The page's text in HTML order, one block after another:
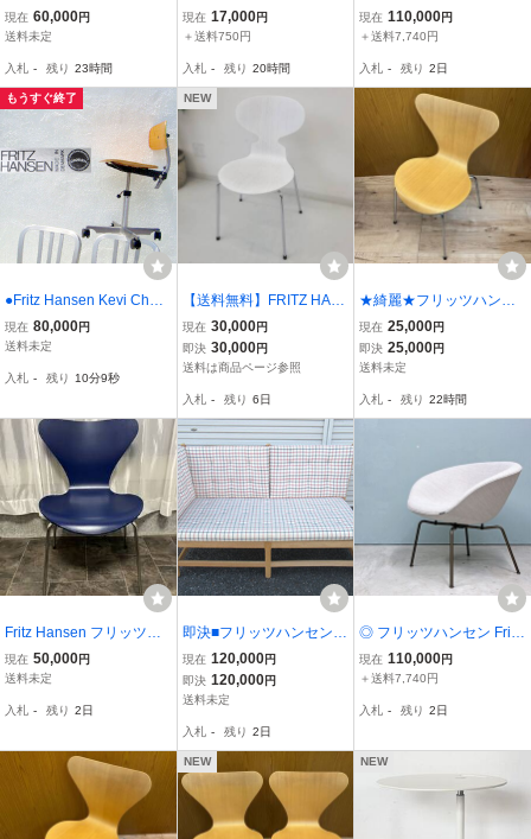
ッツハンセン セブンチ
ェア フルパディング
現在 60,000円
送料未定
入札 - 残り 23時間
ツ・ハンセン IKEBANA S
MALL 花器 いけばな M26
現在 17,000円
＋送料750円
入札 - 残り 20時間
Hansen ポットチェア 33
18 POT ラウンジチェア
ジュ アルネ・ヤコブセン
現在 110,000円
＋送料7,740円
入札 - 残り 2日
もうすぐ終了
●Fritz Hansen Kevi Chair
Jorgen Rasmussen MAD
E IN DENMARK 北欧 デ
ン ヨルゲン ラスムッセン
現在 80,000円
送料未定
入札 - 残り 10分7秒
NEW
【送料無料】FRITZ HAN
SEN フリッツ・ハンセン
アントチェア カラードア
ッシュ■管理番号：D-06-
現在 30,000円
即決 30,000円
送料は商品ページ参照
入札 - 残り 6日
★綺麗★フリッツハンセ
ン★1脚★セブンチェア★
北欧★ヤコブセン★デザ
イナーズ家具★Fritz Hans
現在 25,000円
即決 25,000円
送料未定
入札 - 残り 22時間
Fritz Hansen フリッツ・
ハンセン セブンチェア 31
07 885 AI BLUE アイブル
ス アルネ・ヤコブセン ス
現在 50,000円
送料未定
入札 - 残り 2日
即決■フリッツハンセン
ソファ スポークバックソ
ファ ・・・片側サイド欠
■The Spoke-Back Sofa
現在 120,000円
即決 120,000円
送料未定
入札 - 残り 2日
◎ フリッツハンセン Fritz
Hansen ポットチェア 33
18 POT ラウンジチェア
アルネ・ヤコブセン 展示
現在 110,000円
＋送料7,740円
入札 - 残り 2日
NEW NEW